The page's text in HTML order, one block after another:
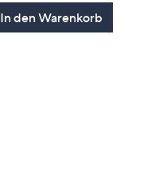
In den Warenkorb